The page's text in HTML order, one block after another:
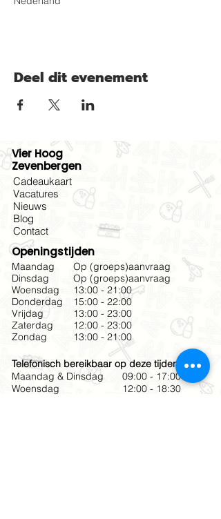
Deel dit evenement
Vier Hoog
Zevenbergen
Cadeaukaart
Vacatures
Nieuws
Blog
Contact
Openingstijden
Op (groeps)aanvraag
Op (groeps)aanvraag
13:00 - 21:00
15:00 - 22:00
13:00 - 23:00
12:00 - 23:00
13:00 - 21:00
Maandag
Dinsdag
Woensdag
Donderdag
Vrijdag
Zaterdag
Zondag
Telefonisch bereikbaar op deze tijden
Maandag & Dinsdag
Woensdag
09:00 - 17:00
12:00 - 18:30